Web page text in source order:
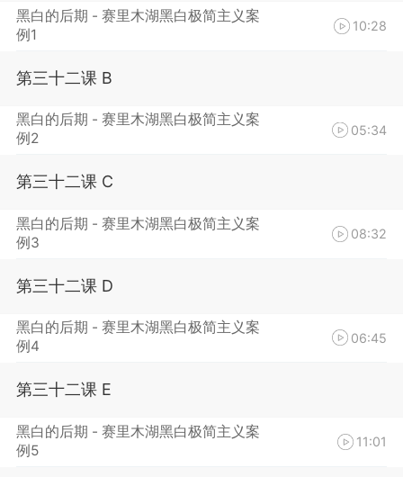
黑白的后期 - 赛里木湖黑白极简主义案
例1
10:28
第三十二课 B
黑白的后期 - 赛里木湖黑白极简主义案
例2
05:34
第三十二课 C
黑白的后期 - 赛里木湖黑白极简主义案
例3
08:32
第三十二课 D
黑白的后期 - 赛里木湖黑白极简主义案
例4
06:45
第三十二课 E
黑白的后期 - 赛里木湖黑白极简主义案
例5
11:01